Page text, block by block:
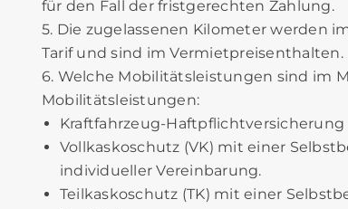
für den Fall der fristgerechten Zahlung.
5. Die zugelassenen Kilometer werden
Tarif und sind im Vermietpreisenthalten.
6. Welche Mobilitätsleistungen sind im
Mobilitätsleistungen:
Kraftfahrzeug-Haftpflichtversicherung
Vollkaskoschutz (VK) mit einer
individueller Vereinbarung.
Teilkaskoschutz (TK) mit einer